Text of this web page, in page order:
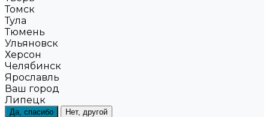
Томск
Тула
Тюмень
Ульяновск
Херсон
Челябинск
Ярославль
Ваш город
Липецк
Да, спасибо Нет, другой